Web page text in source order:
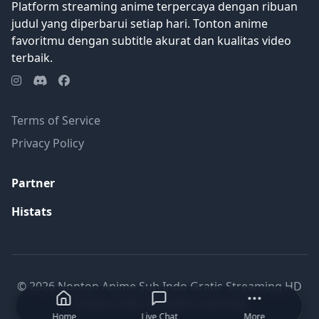
Home Live Chat More
Platform streaming anime terpercaya dengan ribuan
judul yang diperbarui setiap hari. Tonton anime
favoritmu dengan subtitle akurat dan kualitas video
terbaik.
Terms of Service
Privacy Policy
Partner
Histats
© 2026 Nonton Anime Sub Indo Gratis Streaming HD
Terbaru 2025. All rights reserved.